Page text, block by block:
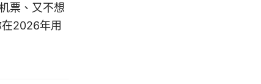
票、又不想
2026年用